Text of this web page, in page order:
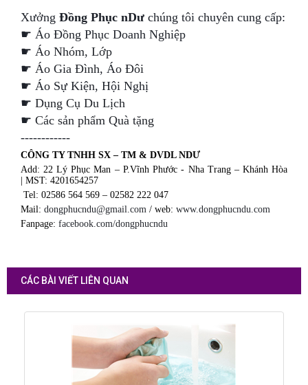
Xưởng Đồng Phục nDưchúng tôi chuyên cung cấp:
☛ Áo Đồng Phục Doanh Nghiệp
☛ Áo Nhóm, Lớp
☛ Áo Gia Đình, Áo Đôi
☛ Áo Sự Kiện, Hội Nghị
☛ Dụng Cụ Du Lịch
☛ Các sản phẩm Quà tặng
------------
CÔNG TY TNHH SX – TM & DVDL NDƯ
Add: 22 Lý Phục Man – P.Vĩnh Phước - Nha Trang – Khánh Hòa
| MST: 4201654257
Tel: 02586 564 569 – 02582 222 047
Mail: dongphucndu@gmail.com/ web: www.dongphucndu.com
Fanpage: facebook.com/dongphucndu
CÁC BÀI VIẾT LIÊN QUAN